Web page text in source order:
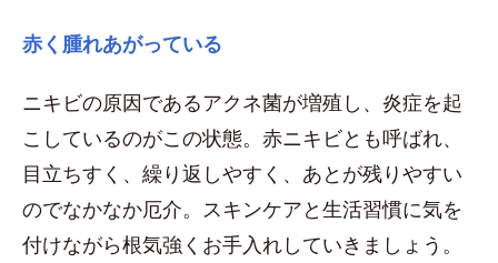
赤く腫れあがっている
ニキビの原因であるアクネ菌が増殖し、炎症を起
こしているのがこの状態。赤ニキビとも呼ばれ、
目立ちすく、繰り返しやすく、あとが残りやすい
のでなかなか厄介。スキンケアと生活習慣に気を
付けながら根気強くお手入れしていきましょう。